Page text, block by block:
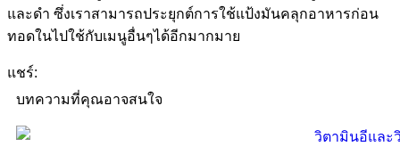
และดำ ซึ่งเราสามารถประยุกต์การใช้แป้งมันคลุกอาหารก่อน
ทอดในไปใช้กับเมนูอื่นๆได้อีกมากมาย
แชร์:
บทความที่คุณอาจสนใจ